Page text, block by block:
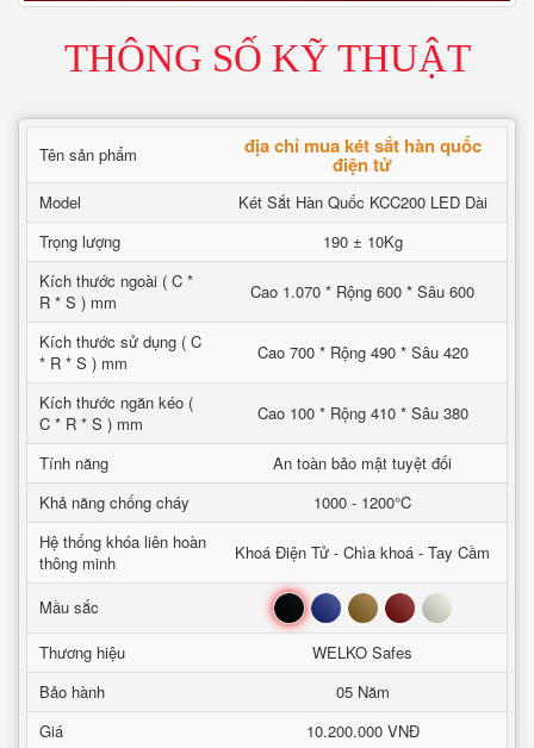
THÔNG SỐ KỸ THUẬT
Tên sản phẩm địa chỉ mua két sắt hàn quốc
điện tử
Model
Két Sắt Hàn Quốc KCC200 LED Dài
Trọng lượng
190 ± 10Kg
Kích thước ngoài ( C *
R * S ) mm
Cao 1.070 * Rộng 600 * Sâu 600
Kích thước sử dụng ( C
* R * S ) mm
Cao 700 * Rộng 490 * Sâu 420
Kích thước ngăn kéo (
C * R * S ) mm
Cao 100 * Rộng 410 * Sâu 380
Tính năng
An toàn bảo mật tuyệt đối
Khả năng chống cháy
1000 - 1200°C
Hệ thống khóa liên hoàn
thông minh
Khoá Điện Tử - Chìa khoá - Tay Cầm
Mầu sắc Đen Xanh Nâu Đỏ Trắng
Thương hiệu
WELKO Safes
Bảo hành
05 Năm
Giá
10.200.000 VNĐ